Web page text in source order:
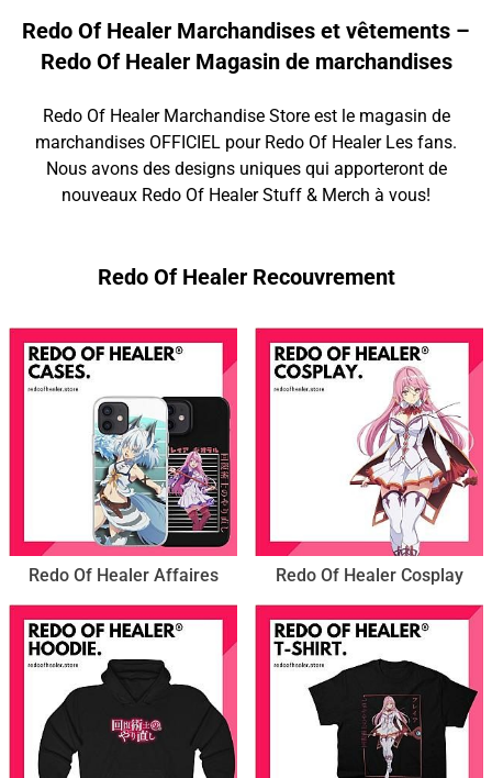
Redo Of Healer Marchandises et vêtements –
Redo Of Healer Magasin de marchandises
Redo Of Healer Marchandise Store est le magasin de
marchandises OFFICIEL pour Redo Of Healer Les fans.
Nous avons des designs uniques qui apporteront de
nouveaux Redo Of Healer Stuff & Merch à vous!
Redo Of Healer Recouvrement
Redo Of Healer Affaires Redo Of Healer Cosplay